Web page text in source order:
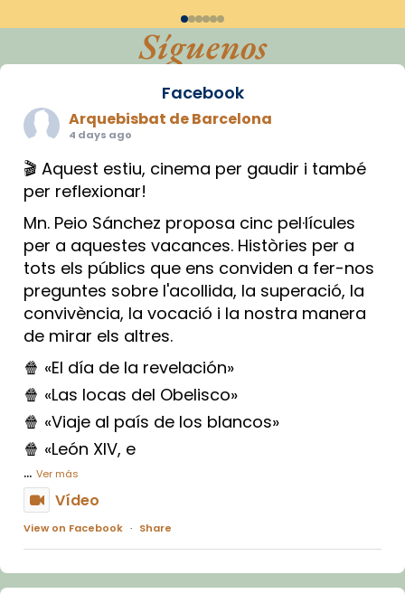
Síguenos
Facebook
Arquebisbat de Barcelona
4 days ago
🎬 Aquest estiu, cinema per gaudir i també
per reflexionar!
Mn. Peio Sánchez proposa cinc pel·lícules
per a aquestes vacances. Històries per a
tots els públics que ens conviden a fer-nos
preguntes sobre l'acollida, la superació, la
convivència, la vocació i la nostra manera
de mirar els altres.
🍿 «El día de la revelación»
🍿 «Las locas del Obelisco»
🍿 «Viaje al país de los blancos»
🍿 «León XIV, e
... Ver más
Vídeo
View on Facebook · Share
Arquebisbat de Barcelona